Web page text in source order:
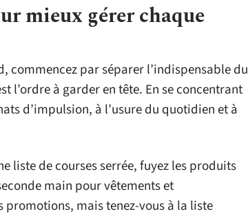
mieux gérer chaque
commencez par séparer l’indispensable du
l’ordre à garder en tête. En se concentrant
d’impulsion, à l’usure du quotidien et à
liste de courses serrée, fuyez les produits
main pour vêtements et
mais tenez-vous à la liste